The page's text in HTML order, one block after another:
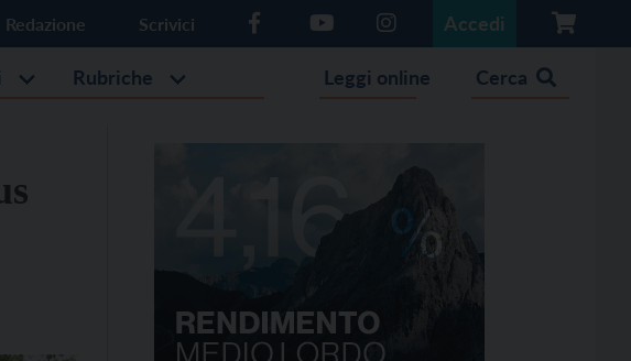
Redazione Scrivici Accedi
Rubriche Leggi online Cerca